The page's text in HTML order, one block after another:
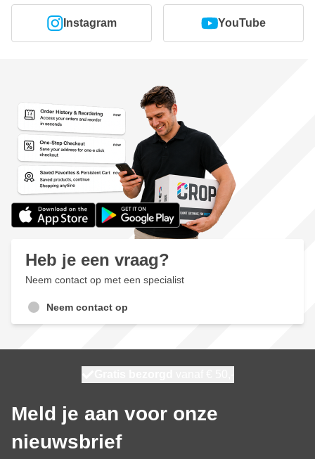
Instagram YouTube
Heb je een vraag?
Neem contact op met een specialist
Neem contact op
Meld je aan voor onze
nieuwsbrief